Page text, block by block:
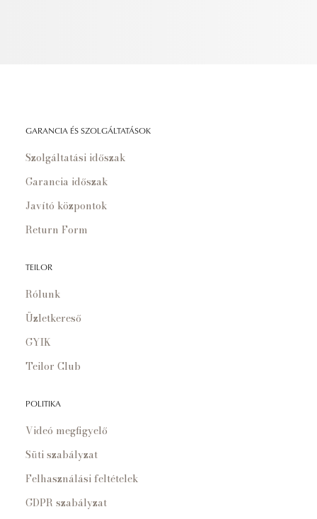
GARANCIA ÉS SZOLGÁLTATÁSOK
Szolgáltatási időszak
Garancia időszak
Javító központok
Return Form
TEILOR
Rólunk
Üzletkereső
GYIK
Teilor Club
POLITIKA
Videó megfigyelő
Süti szabályzat
Felhasználási feltételek
GDPR szabályzat